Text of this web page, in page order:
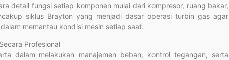
detail fungsi setiap komponen mulai dari kompresor, ruang bakar,
siklus Brayton yang menjadi dasar operasi turbin gas agar
memantau kondisi mesin setiap saat.
Profesional
dalam melakukan manajemen beban, kontrol tegangan, serta